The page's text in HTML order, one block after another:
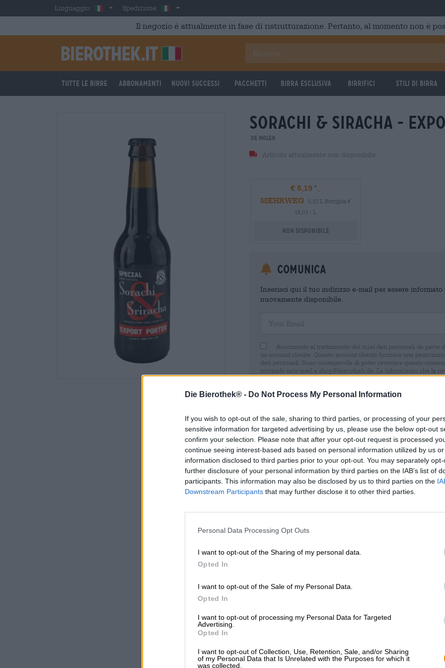
Die Bierothek® - Do Not Process My Personal Information
If you wish to opt-out of the sale, sharing to third parties, or processing of your
sensitive information for targeted advertising by us, please use the below opt-out
confirm your selection. Please note that after your opt-out request is processed
continue seeing interest-based ads based on personal information utilized by us
information disclosed to third parties prior to your opt-out. You may separately
further disclosure of your personal information by third parties on the IAB’s list of
participants. This information may also be disclosed by us to third parties on the
Downstream Participants that may further disclose it to other third parties.
Personal Data Processing Opt Outs
I want to opt-out of the Sharing of my personal data.
Opted In
I want to opt-out of the Sale of my Personal Data.
Opted In
I want to opt-out of processing my Personal Data for Targeted
Advertising.
Opted In
I want to opt-out of Collection, Use, Retention, Sale, and/or Sharing
of my Personal Data that Is Unrelated with the Purposes for which it
was collected.
Skip to main contentLinguaggio: ItalianSpedizione: Italia
Il negozio è attualmente in fase di ristrutturazione. Pertanto, al momento non è
Tutte le birre Abbonamenti Nuovi successi Pacchetti Birra Esclusiva Birrifici Stili di birra
sorachi & siracha -
De Molen
Articolo attualmente non disponibile
€ 5,19
MEHRWEG
0,33 L Bottiglia €
15,03 / L
Non disponibile
Comunica
Inserisci qui il tuo indirizzo e-mail per essere
nuovamente disponibile.
Acconsento al trattamento dei miei dati personali da parte
un account cliente. Questo account cliente fornisce una
dati personali. Sono consapevole di poter revocare questo
inviando un'e-mail a shop@bierothek.de. La informiamo che la
trattamento effettuato sulla base del suo consenso fino al
* I prezzi sono comprensivi di IVA. PiùNavigazionepiù
* I prezzi sono comprensivi di accisa
Descrizione Informazioni Recensioni(0)
Sorachi e Sriracha sono due parole che suonano
Sorachi Ace è una varietà di luppolo coltivata per la
conquistato il mondo della birra artigianale. Il suo
come coriandolo, menta e aneto con note di agrumi
piccante a base di peperoncini, aceto, aglio, zucchero
Il birrificio olandese De Molen è noto per le sue
superato se stesso con la sua ultima creazione.
spezie della varietà esotica di luppolo e il fuoco della
L’infuso non convenzionale scorre nel bicchiere con il
coronato da un tappo di schiuma color nocciola dai
attraverso l’intera esperienza di bevuta e apre il
combina con il malto tostato e lo zucchero di canna
anche il caffè è una nota dominante al palato, che si